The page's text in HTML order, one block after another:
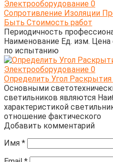
Электрооборудование 0
Сопротивление Изоляции
Быть Стоимость работ
Периодичность
Наименование Ед. изм.
по испытанию
Электрооборудование 0
Определить Угол
Основными
светильников являются
характеристикой
отношение фактического
Добавить комментарий
Имя *